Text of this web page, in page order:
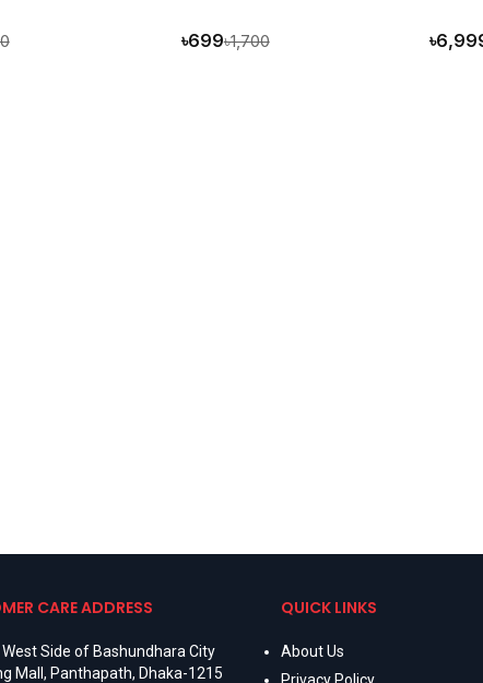
৳699৳1,700
CARE ADDRESS
Side of Bashundhara City
Mall, Panthapath, Dhaka-1215
QUICK LINKS
About Us